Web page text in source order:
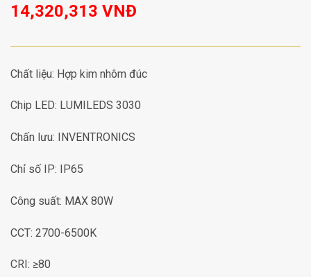
14,320,313 VNĐ
Chất liệu: Hợp kim nhôm đúc
Chip LED: LUMILEDS 3030
Chấn lưu: INVENTRONICS
Chỉ số IP: IP65
Công suất: MAX 80W
CCT: 2700-6500K
CRI: ≥80